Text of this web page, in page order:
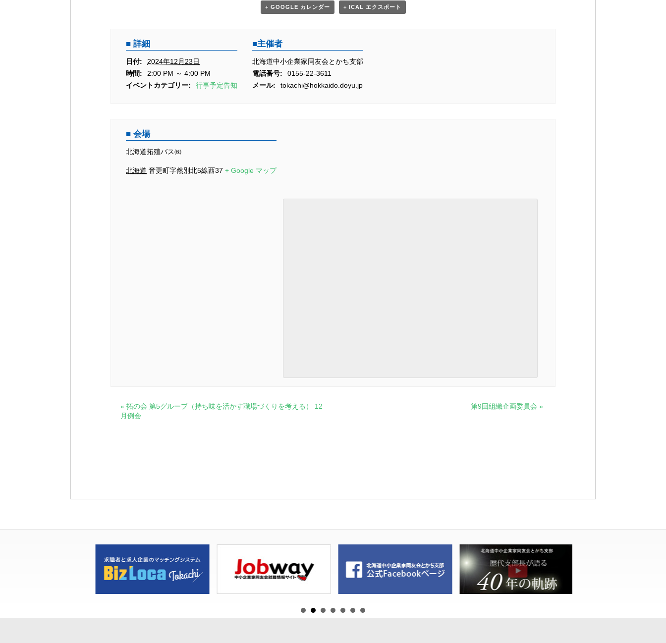
+ GOOGLE カレンダー + ICAL エクスポート
詳細
日付:
2024年12月23日
時間:
2:00 PM ～ 4:00 PM
イベントカテゴリー:
行事予定告知
主催者
北海道中小企業家同友会とかち支部
電話番号:
0155-22-3611
メール:
tokachi@hokkaido.doyu.jp
会場
北海道拓殖バス㈱
北海道 音更町字然別北5線西37 + Google マップ
イ
ベ
ー
« 拓の会 第5グループ（持ち味を活かす職場づくりを考える） 12
月例会
第9回組織企画委員会 »